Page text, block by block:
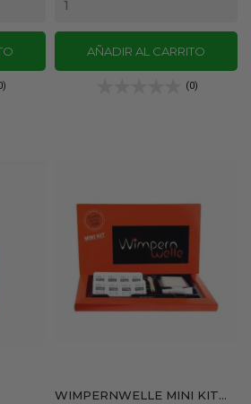
AÑADIR AL CARRITO
(0)
WIMPERNWELLE MINI KIT...